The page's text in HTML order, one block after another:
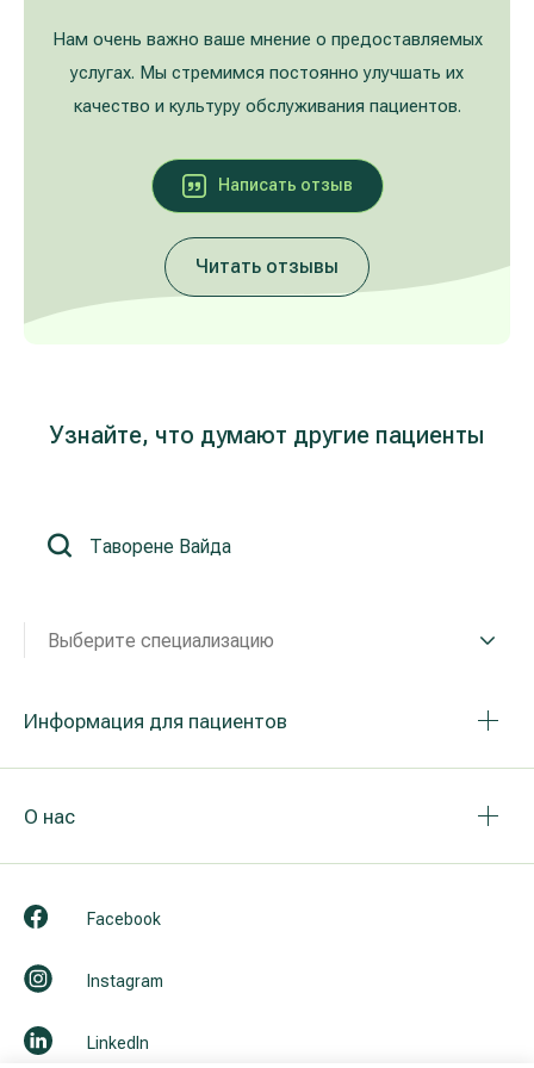
Нам очень важно ваше мнение о предоставляемых
услугах. Мы стремимся постоянно улучшать их
качество и культуру обслуживания пациентов.
Написать oтзыв
Читать отзывы
Узнайте, что думают другие пациенты
Выберите специализацию
Информация для пациентов
О нас
Facebook
Instagram
LinkedIn
Лечение расширенных вен на ногах
Неврология и психиатрия
Лечение заболеваний уха, горла, носа
Реабилитация и спортивная медицина
Все услуги
Galerija